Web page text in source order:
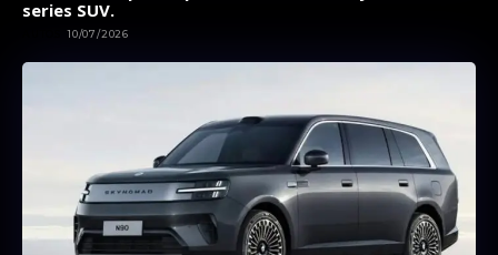
series SUV.
10/07/2026